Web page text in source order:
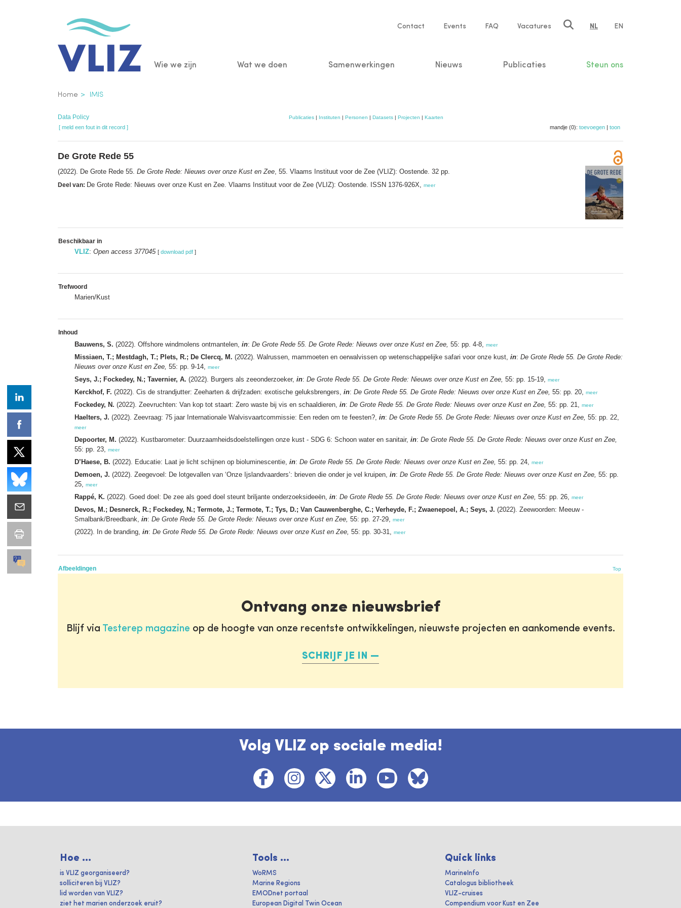
Service
Contact Events FAQ Vacatures NL EN
Main
Wie we zijn Wat we doen Samenwerkingen Nieuws Publicaties Steun ons
Kruimelpad
Home IMIS
Data Policy Publicaties| Instituten | Personen | Datasets| Projecten | Kaarten
[ meld een fout in dit record ] mandje (0): toevoegen | toon
De Grote Rede 55
(2022). De Grote Rede 55. De Grote Rede: Nieuws over onze Kust en Zee , 55. Vlaams Instituut voor de Zee (VLIZ): Oostende. 32 pp.
Deel van: De Grote Rede: Nieuws over onze Kust en Zee. Vlaams Instituut voor de Zee (VLIZ): Oostende. ISSN 1376-926X, meer
Beschikbaar in
VLIZ: Open access 377045 [ download pdf ]
Trefwoord
Marien/Kust
Inhoud
Bauwens, S. (2022). Offshore windmolens ontmantelen, in: De Grote Rede 55. De Grote Rede: Nieuws over onze Kust en Zee, 55: pp. 4-8, meer
Missiaen, T.; Mestdagh, T.; Plets, R.; De Clercq, M. (2022). Walrussen, mammoeten en oerwalvissen op wetenschappelijke safari voor onze kust, in: De Grote Rede 55. De Grote Rede:
Nieuws over onze Kust en Zee, 55: pp. 9-14, meer
Seys, J.; Fockedey, N.; Tavernier, A. (2022). Burgers als zeeonderzoeker, in: De Grote Rede 55. De Grote Rede: Nieuws over onze Kust en Zee, 55: pp. 15-19, meer
Kerckhof, F. (2022). Cis de strandjutter: Zeeharten & drijfzaden: exotische geluksbrengers, in: De Grote Rede 55. De Grote Rede: Nieuws over onze Kust en Zee, 55: pp. 20, meer
Fockedey, N. (2022). Zeevruchten: Van kop tot staart: Zero waste bij vis en schaaldieren, in: De Grote Rede 55. De Grote Rede: Nieuws over onze Kust en Zee, 55: pp. 21, meer
Haelters, J. (2022). Zeevraag: 75 jaar Internationale Walvisvaartcommissie: Een reden om te feesten?, in: De Grote Rede 55. De Grote Rede: Nieuws over onze Kust en Zee, 55: pp. 22,
meer
Depoorter, M. (2022). Kustbarometer: Duurzaamheidsdoelstellingen onze kust - SDG 6: Schoon water en sanitair, in: De Grote Rede 55. De Grote Rede: Nieuws over onze Kust en Zee,
55: pp. 23,
meer
D’Haese, B. (2022). Educatie: Laat je licht schijnen op bioluminescentie, in: De Grote Rede 55. De Grote Rede: Nieuws over onze Kust en Zee, 55: pp. 24, meer
Demoen, J. (2022). Zeegevoel: De lotgevallen van ‘Onze Ijslandvaarders’: brieven die onder je vel kruipen, in: De Grote Rede 55. De Grote Rede: Nieuws over onze Kust en Zee, 55: pp.
25,
meer
Rappé, K. (2022). Goed doel: De zee als goed doel steunt briljante onderzoeksideeën, in: De Grote Rede 55. De Grote Rede: Nieuws over onze Kust en Zee, 55: pp. 26, meer
Devos, M.; Desnerck, R.; Fockedey, N.; Termote, J.; Termote, T.; Tys, D.; Van Cauwenberghe, C.; Verheyde, F.; Zwaenepoel, A.; Seys, J. (2022). Zeewoorden: Meeuw -
Smalbank/Breedbank, in: De Grote Rede 55. De Grote Rede: Nieuws over onze Kust en Zee, 55: pp. 27-29, meer
(2022). In de branding, in: De Grote Rede 55. De Grote Rede: Nieuws over onze Kust en Zee, 55: pp. 30-31, meer
Afbeeldingen Top
Ontvang onze nieuwsbrief
Blijf via Testerep magazine op de hoogte van onze recentste ontwikkelingen, nieuwste projecten en aankomende events.
SCHRIJF JE IN
Volg VLIZ op sociale media!
Hoe ...
is VLIZ georganiseerd?
solliciteren bij VLIZ?
lid worden van VLIZ?
ziet het marien onderzoek eruit?
Tools ...
WoRMS
Marine Regions
EMODnet portaal
European Digital Twin Ocean
Quick links
MarineInfo
Catalogus bibliotheek
VLIZ-cruises
Compendium voor Kust en Zee